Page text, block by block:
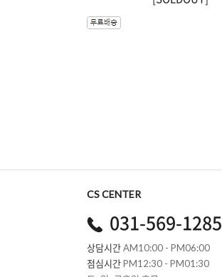
CS CENTER
031-569-1285
상담시간AM10:00 - PM06:00
점심시간PM12:30 - PM01:30